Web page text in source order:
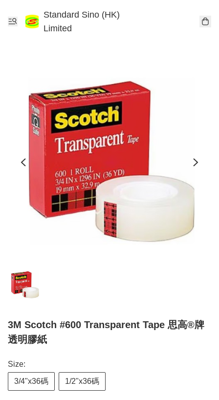
Standard Sino (HK)
Limited
3M Scotch #600 Transparent Tape 思高®牌
透明膠紙
Size:
3/4"x36碼 1/2"x36碼